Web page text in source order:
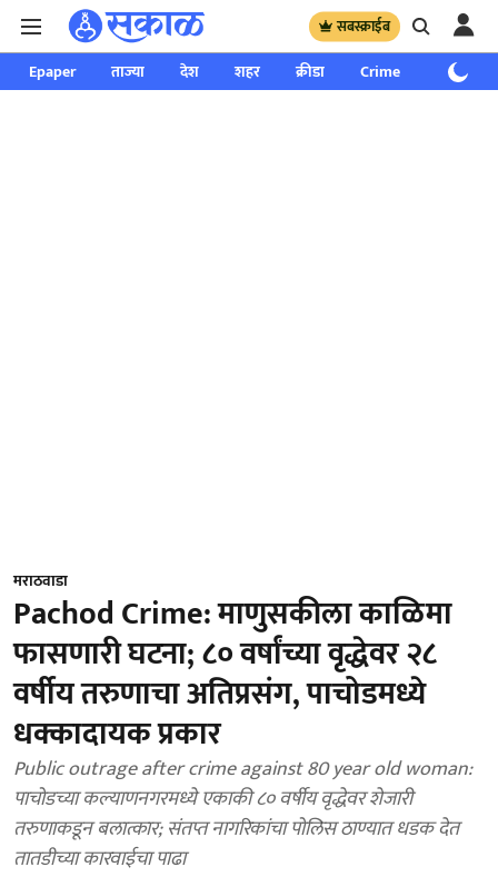
सबस्क्राईब
Epaper ताज्या देश शहर क्रीडा Crime साप्ताहिक
मराठवाडा
Pachod Crime: माणुसकीला काळिमा
फासणारी घटना; ८० वर्षांच्या वृद्धेवर २८
वर्षीय तरुणाचा अतिप्रसंग, पाचोडमध्ये
धक्कादायक प्रकार
Public outrage after crime against 80 year old woman:
पाचोडच्या कल्याणनगरमध्ये एकाकी ८० वर्षीय वृद्धेवर शेजारी
तरुणाकडून बलात्कार; संतप्त नागरिकांचा पोलिस ठाण्यात धडक देत
तातडीच्या कारवाईचा पाढा